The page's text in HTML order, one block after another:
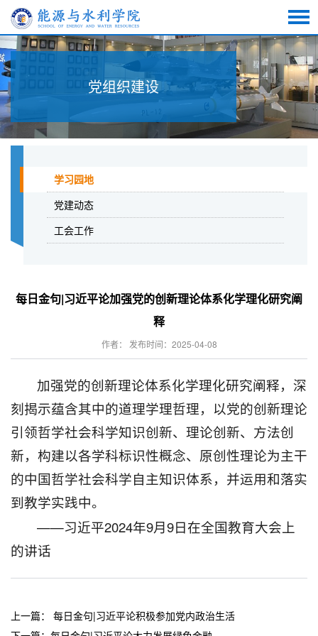
党组织建设
学习园地
党建动态
工会工作
每日金句|习近平论加强党的创新理论体系化学理化研究阐
释
作者： 发布时间：2025-04-08
加强党的创新理论体系化学理化研究阐释，深
刻揭示蕴含其中的道理学理哲理，以党的创新理论
引领哲学社会科学知识创新、理论创新、方法创
新，构建以各学科标识性概念、原创性理论为主干
的中国哲学社会科学自主知识体系，并运用和落实
到教学实践中。
——习近平2024年9月9日在全国教育大会上
的讲话
上一篇： 每日金句|习近平论积极参加党内政治生活